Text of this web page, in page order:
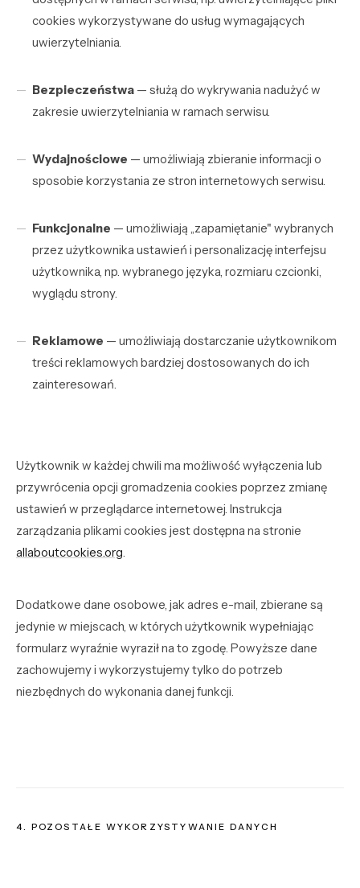
cookies wykorzystywane do usług wymagających
uwierzytelniania.
Bezpieczeństwa — służą do wykrywania nadużyć w
zakresie uwierzytelniania w ramach serwisu.
Wydajnościowe — umożliwiają zbieranie informacji o
sposobie korzystania ze stron internetowych serwisu.
Funkcjonalne — umożliwiają „zapamiętanie" wybranych
przez użytkownika ustawień i personalizację interfejsu
użytkownika, np. wybranego języka, rozmiaru czcionki,
wyglądu strony.
Reklamowe — umożliwiają dostarczanie użytkownikom
treści reklamowych bardziej dostosowanych do ich
zainteresowań.
Użytkownik w każdej chwili ma możliwość wyłączenia lub
przywrócenia opcji gromadzenia cookies poprzez zmianę
ustawień w przeglądarce internetowej. Instrukcja
zarządzania plikami cookies jest dostępna na stronie
allaboutcookies.org.
Dodatkowe dane osobowe, jak adres e-mail, zbierane są
jedynie w miejscach, w których użytkownik wypełniając
formularz wyraźnie wyraził na to zgodę. Powyższe dane
zachowujemy i wykorzystujemy tylko do potrzeb
niezbędnych do wykonania danej funkcji.
4. POZOSTAŁE WYKORZYSTYWANIE DANYCH